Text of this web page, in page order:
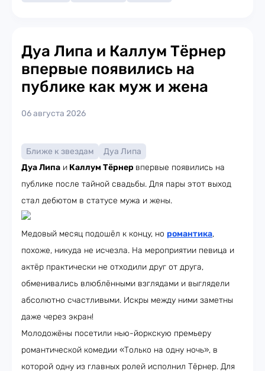
Дуа Липа и Каллум Тёрнер
впервые появились на
публике как муж и жена
06 августа 2026
Ближе к звездам
Дуа Липа
Дуа Липа и Каллум Тёрнер впервые появились на
публике после тайной свадьбы. Для пары этот выход
стал дебютом в статусе мужа и жены.
Медовый месяц подошёл к концу, но романтика,
похоже, никуда не исчезла. На мероприятии певица и
актёр практически не отходили друг от друга,
обменивались влюблёнными взглядами и выглядели
абсолютно счастливыми. Искры между ними заметны
даже через экран!
Молодожёны посетили нью-йоркскую премьеру
романтической комедии «Только на одну ночь», в
которой одну из главных ролей исполнил Тёрнер. Для